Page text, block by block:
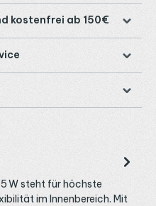
kostenfrei ab 150€
W steht für höchste
im Innenbereich. Mit